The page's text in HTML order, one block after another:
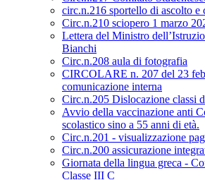
circ.n.216 sportello di ascolto
Circ.n.210 sciopero 1 marzo
Lettera del Ministro
Bianchi
Circ.n.208 aula di fotografia
CIRCOLARE n. 207 del 23
comunicazione interna
Circ.n.205 Dislocazione classi
Avvio della vaccinazione anti
scolastico sino a 55 anni di età.
Circ.n.201 - visualizzazione
Circ.n.200 assicurazione
Giornata della lingua greca -
Classe III C